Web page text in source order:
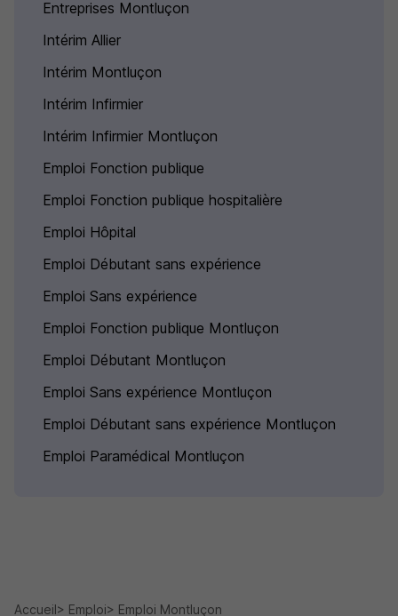
Entreprises Montluçon
Intérim Allier
Intérim Montluçon
Intérim Infirmier
Intérim Infirmier Montluçon
Emploi Fonction publique
Emploi Fonction publique hospitalière
Emploi Hôpital
Emploi Débutant sans expérience
Emploi Sans expérience
Emploi Fonction publique Montluçon
Emploi Débutant Montluçon
Emploi Sans expérience Montluçon
Emploi Débutant sans expérience Montluçon
Emploi Paramédical Montluçon
Accueil Emploi
Emploi Montluçon